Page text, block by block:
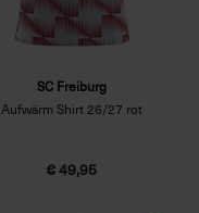
SC Freiburg
Aufwärm Shirt 26/27 rot
€ 49,95